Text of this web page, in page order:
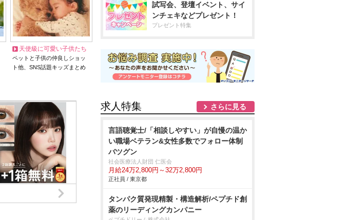
天使級に可愛い子供たち
ペットと子供の仲良しショッ
ト他、SNS話題キッズまとめ
試写会、登壇イベント、サイ
ンチェキなどプレゼント！
プレゼント特集
求人特集 さらに見る
言語聴覚士/「相談しやすい」が自慢の温か
い職場ベテラン&女性多数でフォロー体制
バツグン
社会医療法人財団 仁医会
月給24万2,800円～32万2,800円
正社員 / 東京都
タンパク質発現精製・構造解析/ペプチド創
薬のリーディングカンパニー